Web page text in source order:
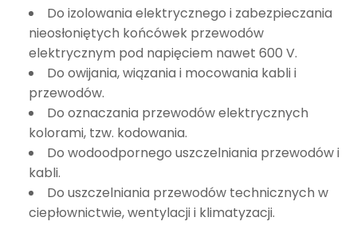
Do izolowania elektrycznego i zabezpieczania
nieosłoniętych końcówek przewodów
elektrycznym pod napięciem nawet 600 V.
Do owijania, wiązania i mocowania kabli i
przewodów.
Do oznaczania przewodów elektrycznych
kolorami, tzw. kodowania.
Do wodoodpornego uszczelniania przewodów i
kabli.
Do uszczelniania przewodów technicznych w
ciepłownictwie, wentylacji i klimatyzacji.